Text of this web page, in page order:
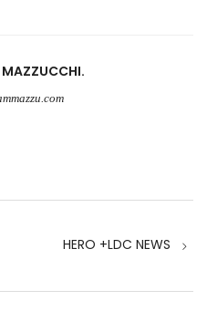
MAZZUCCHI
HERO +LDC NEWS